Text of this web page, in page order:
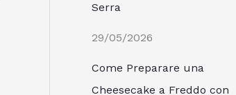
Serra
29/05/2026
Come Preparare una
Cheesecake a Freddo con